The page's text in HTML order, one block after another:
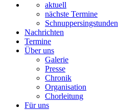
aktuell
nächste Termine
Schnuppersingstunden
Nachrichten
Termine
Über uns
Galerie
Presse
Chronik
Organisation
Chorleitung
Für uns